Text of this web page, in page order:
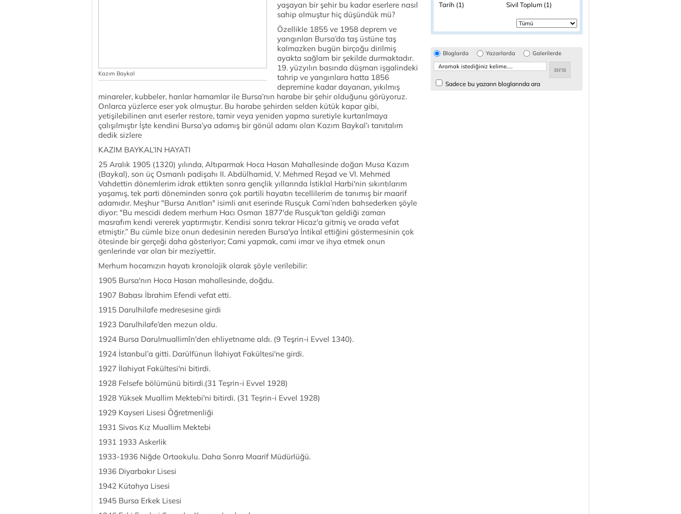
Kazım Baykal
yaşayan bir şehir bu kadar eserlere nasıl
sahip olmuştur hiç düşündük mü?
Özellikle 1855 ve 1958 deprem ve
yangınları Bursa’da taş üstüne taş
kalmazken bugün birçoğu dirilmiş
ayakta sağlam bir şekilde durmaktadır.
19. yüzyılın basında düşman işgalindeki
tahrip ve yangınlara hatta 1856
depremine kadar dayanan, yıkılmış
minareler, kubbeler, hanlar hamamlar ile Bursa’nın harabe bir şehir olduğunu görüyoruz.
Onlarca yüzlerce eser yok olmuştur. Bu harabe şehirden selden kütük kapar gibi,
yetişilebilinen anıt eserler restore, tamir veya yeniden yapma suretiyle kurtarılmaya
çalışılmıştır İşte kendini Bursa’ya adamış bir gönül adamı olan Kazım Baykal’ı tanıtalım
dedik sizlere
KAZIM BAYKAL’IN HAYATI
25 Aralık 1905 (1320) yılında, Altıparmak Hoca Hasan Mahallesinde doğan Musa Kazım
(Baykal), son üç Osmanlı padişahı II. Abdülhamid, V. Mehmed Reşad ve VI. Mehmed
Vahdettin dönemlerim idrak ettikten sonra gençlik yıllarında İstiklal Harbi'nin sıkıntılarım
yaşamış, tek parti döneminden sonra çok partili hayatın tecellilerim de tanımış bir maarif
adamıdır. Meşhur "Bursa Anıtları" isimli anıt eserinde Rusçuk Cami’nden bahsederken şöyle
diyor: "Bu mescidi dedem merhum Hacı Osman 1877'de Rusçuk'tan geldiği zaman
masrafım kendi vererek yaptırmıştır. Kendisi sonra tekrar Hicaz'a gitmiş ve orada vefat
etmiştir.” Bu cümle bize onun dedesinin nereden Bursa'ya İntikal ettiğini göstermesinin çok
ötesinde bir gerçeği daha gösteriyor; Cami yapmak, cami imar ve ihya etmek onun
genlerinde var olan bir meziyettir.
Merhum hocamızın hayatı kronolojik olarak şöyle verilebilir:
1905 Bursa'nın Hoca Hasan mahallesinde, doğdu.
1907 Babası İbrahim Efendi vefat etti.
1915 Darulhilafe medresesine girdi
1923 Darulhilafe’den mezun oldu.
1924 Bursa Darulmuallimîn'den ehliyetname aldı. (9 Teşrin-i Evvel 1340).
1924 İstanbul’a gitti. Darülfünun İlahiyat Fakültesi'ne girdi.
1927 İlahiyat Fakültesi'ni bitirdi.
1928 Felsefe bölümünü bitirdi.(31 Teşrin-i Evvel 1928)
1928 Yüksek Muallim Mektebi'ni bitirdi. (31 Teşrin-i Evvel 1928)
1929 Kayseri Lisesi Öğretmenliği
1931 Sivas Kız Muallim Mektebi
1931 1933 Askerlik
1933-1936 Niğde Ortaokulu. Daha Sonra Maarif Müdürlüğü.
1936 Diyarbakır Lisesi
1942 Kütahya Lisesi
1945 Bursa Erkek Lisesi
Tarih (1)
Sivil Toplum (1)
Bloglarda Yazarlarda Galerilerde
Sadece bu yazarın bloglarında ara